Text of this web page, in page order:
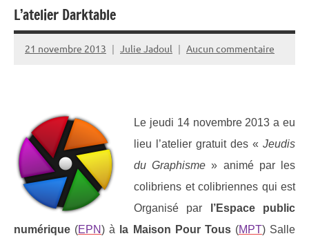
L’atelier Darktable
21 novembre 2013 Julie Jadoul Aucun commentaire
Le jeudi 14 novembre 2013 a eu
lieu l’atelier gratuit des « Jeudis
du Graphisme » animé par les
colibriens et colibriennes qui est
Organisé par
l’Espace public
numérique (EPN) à la Maison Pour Tous(MPT) Salle